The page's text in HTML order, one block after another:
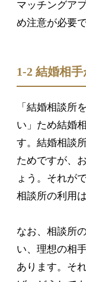
マッチングア
め注意が必要で
1-2 結婚相
「結婚相談所
い」ため結婚
す。結婚相談
ためですが、
ょう。それが
相談所の利用
なお、相談所
い、理想の相
あります。そ